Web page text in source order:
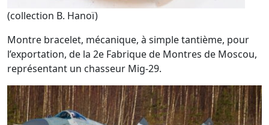
(collection B. Hanoï)
Montre bracelet, mécanique, à simple tantième, pour
l’exportation, de la 2e Fabrique de Montres de Moscou,
représentant un chasseur Mig-29.